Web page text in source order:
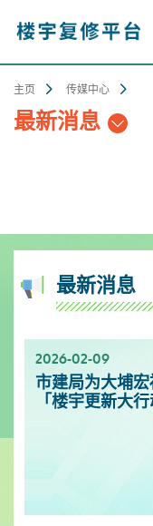
内
主页 传媒中心
最新消息
最新消息
2026-02-09
市建局为大埔
「楼宇更新大
2025-11-18
新影片上架✨-
2025-10-13
服务升级！楼
[周一至周日]
2025-09-30
「楼宇复修公
2025-06-27
「楼宇复修公
2025-03-25
「楼宇复修公
2025-01-10
市区更新电视
2024-12-31
「楼宇复修公司